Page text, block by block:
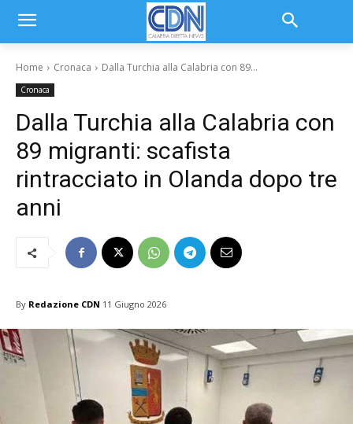
Home Cronaca Dalla Turchia alla Calabria con 89...
Cronaca
Dalla Turchia alla Calabria con
89 migranti: scafista
rintracciato in Olanda dopo tre
anni
By Redazione CDN 11 Giugno 2026